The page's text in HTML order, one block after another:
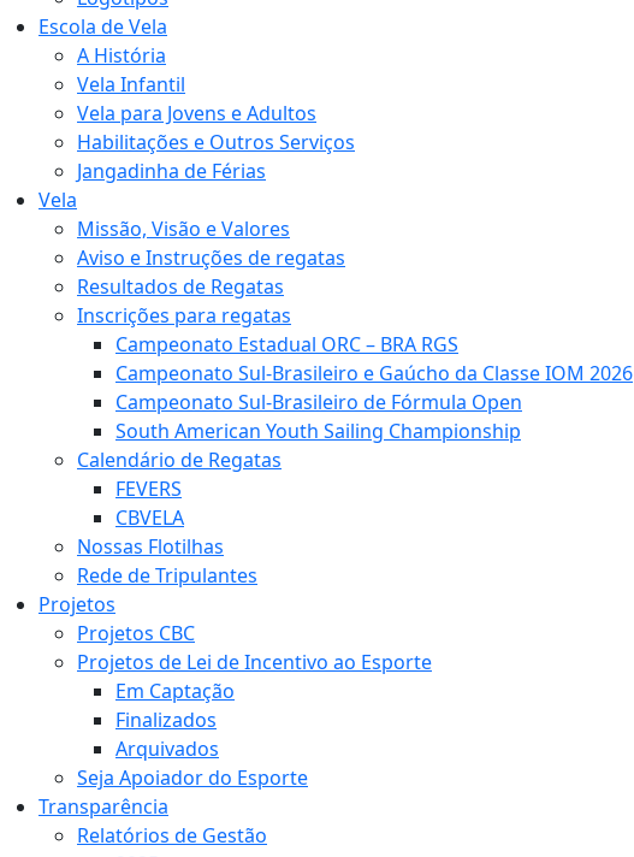
Escola de Vela
A História
Vela Infantil
Vela para Jovens e Adultos
Habilitações e Outros Serviços
Jangadinha de Férias
Vela
Missão, Visão e Valores
Aviso e Instruções de regatas
Resultados de Regatas
Inscrições para regatas
Campeonato Estadual ORC – BRA RGS
Campeonato Sul-Brasileiro e Gaúcho da Classe IOM 2026
Campeonato Sul-Brasileiro de Fórmula Open
South American Youth Sailing Championship
Calendário de Regatas
FEVERS
CBVELA
Nossas Flotilhas
Rede de Tripulantes
Projetos
Projetos CBC
Projetos de Lei de Incentivo ao Esporte
Em Captação
Finalizados
Arquivados
Seja Apoiador do Esporte
Transparência
Relatórios de Gestão